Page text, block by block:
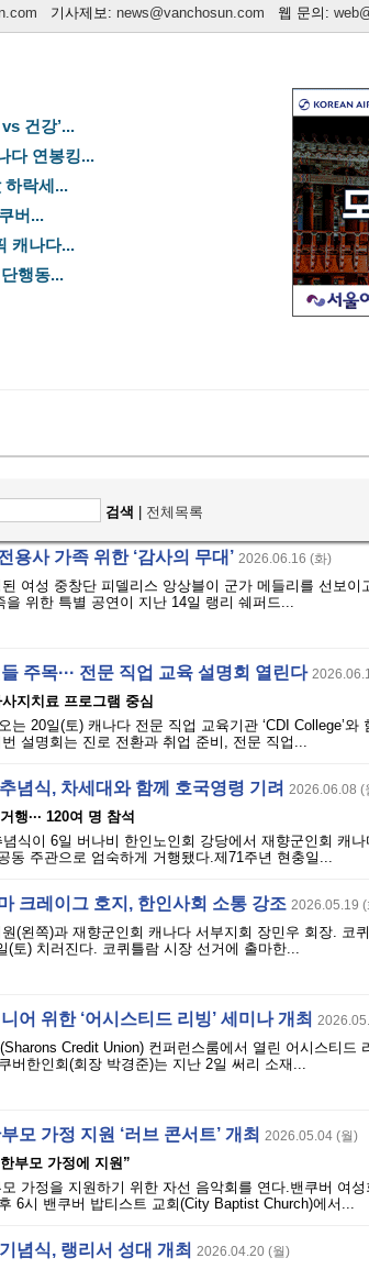
기사제보: news@vanchosun.com 웹 문의:
건강’...
다 연봉킹...
하락세...
버...
캐나다...
행동...
검색 전체목록
용사 가족 위한 ‘감사의 무대’ 2026.06.16 (화)
여성 중창단 피델리스 앙상블이 군가 메들리를 선보이
을 위한 특별 공연이 지난 14일 랭리 쉐퍼드...
주목··· 전문 직업 교육 설명회 열린다
지치료 프로그램 중심
는 20일(토) 캐나다 전문 직업 교육기관 ‘CDI College’와
설명회는 진로 전환과 취업 준비, 전문 직업...
념식, 차세대와 함께 호국영령 기려 2026.06.08 (
행··· 120여 명 참석
식이 6일 버나비 한인노인회 강당에서 재향군인회 캐
동 주관으로 엄숙하게 거행됐다.제71주년 현충일...
크레이그 호지, 한인사회 소통 강조 2026.05.19 (
(왼쪽)과 재향군인회 캐나다 서부지회 장민우 회장. 코
(토) 치러진다. 코퀴틀람 시장 선거에 출마한...
어 위한 ‘어시스티드 리빙’ 세미나 개최
Credit Union) 컨퍼런스룸에서 열린 어시스티드
버한인회(회장 박경준)는 지난 2일 써리 소재...
모 가정 지원 ‘러브 콘서트’ 개최 2026.05.04 (월)
부모 가정에 지원”
가정을 지원하기 위한 자선 음악회를 연다.밴쿠버 여
6시 밴쿠버 밥티스트 교회(City Baptist Church)에서...
념식, 랭리서 성대 개최 2026.04.20 (월)